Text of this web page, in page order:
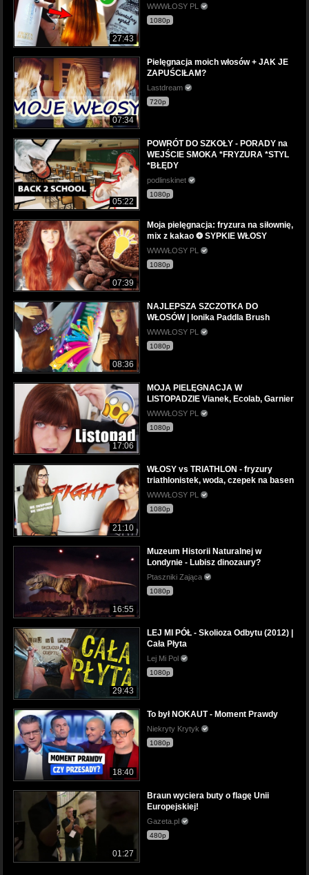
27:43
WWWŁOSY PL
1080p
07:34
Pielęgnacja moich włosów + JAK JE
ZAPUŚCIŁAM?
Lastdream
720p
05:22
POWRÓT DO SZKOŁY - PORADY na
WEJŚCIE SMOKA *FRYZURA *STYL
*BŁĘDY
podlinskinet
1080p
07:39
Moja pielęgnacja: fryzura na siłownię,
mix z kakao ❂ SYPKIE WŁOSY
WWWŁOSY PL
1080p
08:36
NAJLEPSZA SZCZOTKA DO
WŁOSÓW | Ionika Paddla Brush
WWWŁOSY PL
1080p
17:06
MOJA PIELĘGNACJA W
LISTOPADZIE Vianek, Ecolab, Garnier
WWWŁOSY PL
1080p
21:10
WŁOSY vs TRIATHLON - fryzury
triathlonistek, woda, czepek na basen
WWWŁOSY PL
1080p
16:55
Muzeum Historii Naturalnej w
Londynie - Lubisz dinozaury?
Ptaszniki Zająca
1080p
29:43
LEJ MI PÓŁ - Skolioza Odbytu (2012) |
Cała Płyta
Lej Mi Pol
1080p
18:40
To był NOKAUT - Moment Prawdy
Niekryty Krytyk
1080p
01:27
Braun wyciera buty o flagę Unii
Europejskiej!
Gazeta.pl
480p